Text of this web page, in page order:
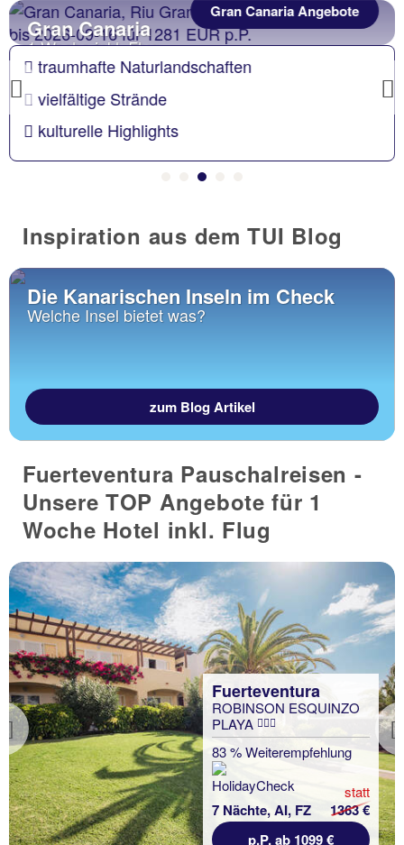
Previous
Gran Canaria
1 Woche inkl. Flug
Gran Canaria Angebote
traumhafte Naturlandschaften
vielfältige Strände
kulturelle Highlights
Inspiration aus dem TUI Blog
Die Kanarischen Inseln im Check
Welche Insel bietet was?
zum Blog Artikel
Fuerteventura Pauschalreisen -
Unsere TOP Angebote für 1
Woche Hotel inkl. Flug
Previous
Fuerteventura
ROBINSON ESQUINZO
PLAYA
83 % Weiterempfehlung
7 Nächte, AI, FZ
statt
1363 €
p.P. ab 1099 €